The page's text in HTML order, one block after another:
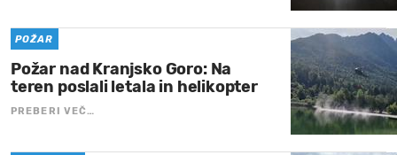
POŽAR
Požar nad Kranjsko Goro: Na
teren poslali letala in helikopter
PREBERI VEČ…